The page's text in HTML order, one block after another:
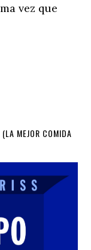
vez que
MEJOR COMIDA